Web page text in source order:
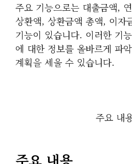
주요 기능으로는 대출금액,
상환액, 상환금액 총액, 이자
기능이 있습니다. 이러한 기
에 대한 정보를 올바르게 파
계획을 세울 수 있습니다.
주요 내
주요 내용